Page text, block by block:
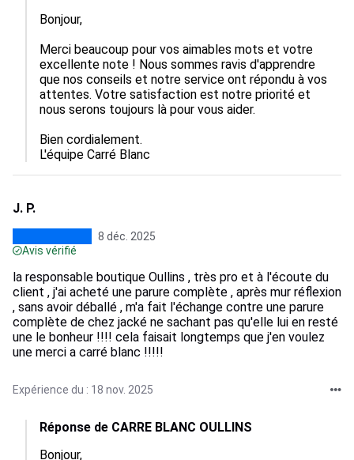
Bonjour,
Merci beaucoup pour vos aimables mots et votre
excellente note ! Nous sommes ravis d'apprendre
que nos conseils et notre service ont répondu à vos
attentes. Votre satisfaction est notre priorité et
nous serons toujours là pour vous aider.
Bien cordialement.
L'équipe Carré Blanc
J. P.
8 déc. 2025
Avis vérifié
la responsable boutique Oullins , très pro et à l'écoute du
client , j'ai acheté une parure complète , après mur réflexion
, sans avoir déballé , m'a fait l'échange contre une parure
complète de chez jacké ne sachant pas qu'elle lui en resté
une le bonheur !!!! cela faisait longtemps que j'en voulez
une merci a carré blanc !!!!!
Expérience du : 18 nov. 2025
Réponse de CARRE BLANC OULLINS
Bonjour,